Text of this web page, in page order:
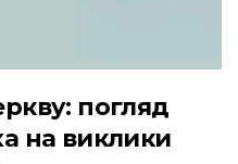
погляд
на виклики